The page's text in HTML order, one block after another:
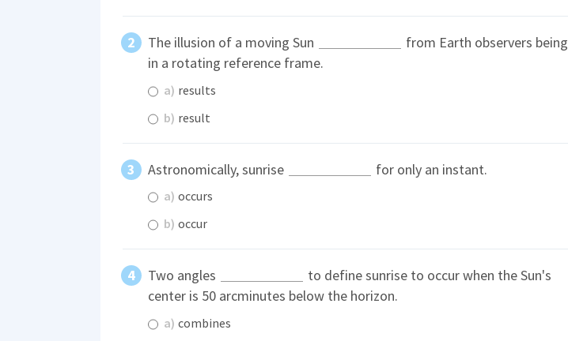
The illusion of a moving Sun
from Earth observers being
in a rotating reference frame.
a) results
b) result
Astronomically, sunrise for only an instant.
a) occurs
b) occur
Two angles
to define sunrise to occur when the Sun's
center is 50 arcminutes below the horizon.
a) combines